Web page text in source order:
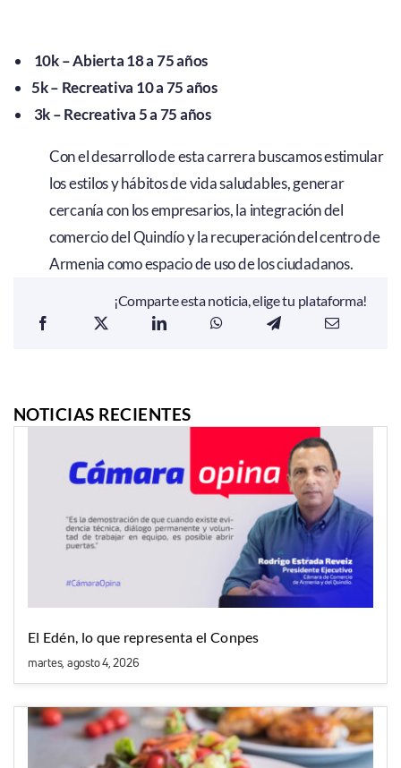
10k – Abierta 18 a 75 años
5k – Recreativa 10 a 75 años
3k – Recreativa 5 a 75 años
Con el desarrollo de esta carrera buscamos estimular
los estilos y hábitos de vida saludables, generar
cercanía con los empresarios, la integración del
comercio del Quindío y la recuperación del centro de
Armenia como espacio de uso de los ciudadanos.
¡Comparte esta noticia, elige tu plataforma!
NOTICIAS RECIENTES
El Edén, lo que representa el Conpes
martes, agosto 4, 2026